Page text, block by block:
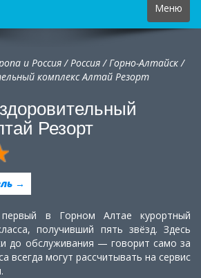
Toggle
navigation
Меню
и Россия/Россия/Горно-Алтайск /
комплекс Алтай Резорт
Резорт
→
в Горном Алтае курортный
получивший пять звёзд. Здесь
до обслуживания — говорит само за
всегда могут рассчитывать на сервис